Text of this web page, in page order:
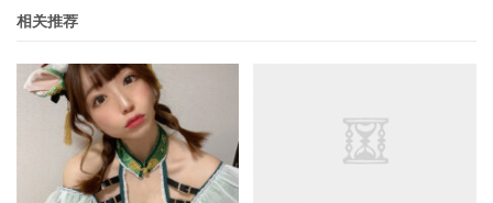
MKMP-307里该玩的都已经玩的差不多，即便现在想折腾也
属女艺人，这么多年合作下来，让她平静的淡出荧幕也未尝
不是一件好事。所以
相关推荐